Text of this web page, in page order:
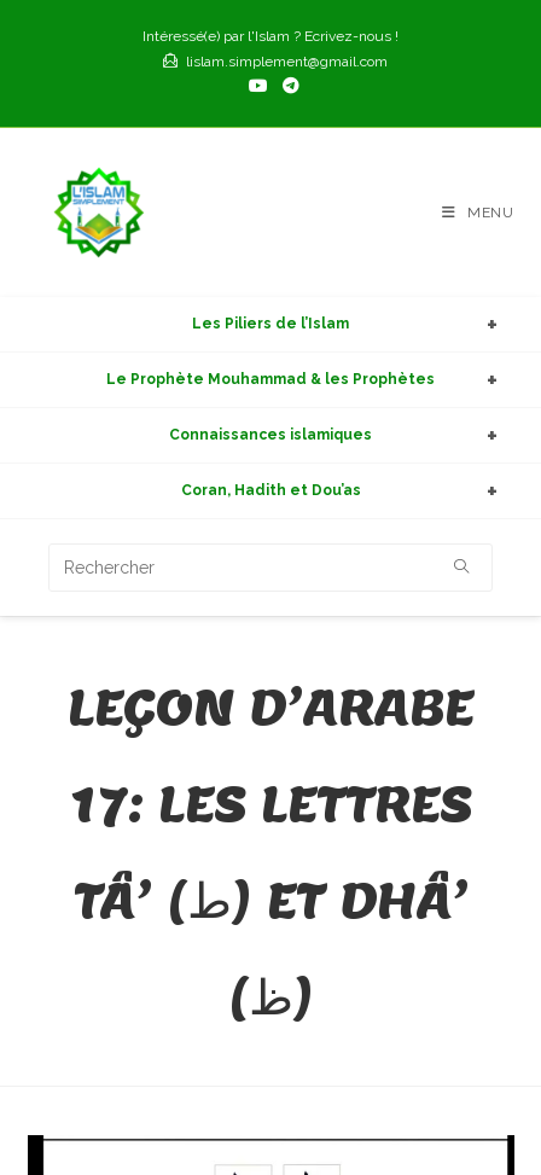
Intéressé(e) par l'Islam ? Ecrivez-nous !
lislam.simplement@gmail.com
MENU
Les Piliers de l’Islam
Le Prophète Mouhammad & les Prophètes
Connaissances islamiques
Coran, Hadith et Dou’as
LEÇON D’ARABE
17: LES LETTRES
TÂ’ (ط) ET DHÂ’
(ظ)